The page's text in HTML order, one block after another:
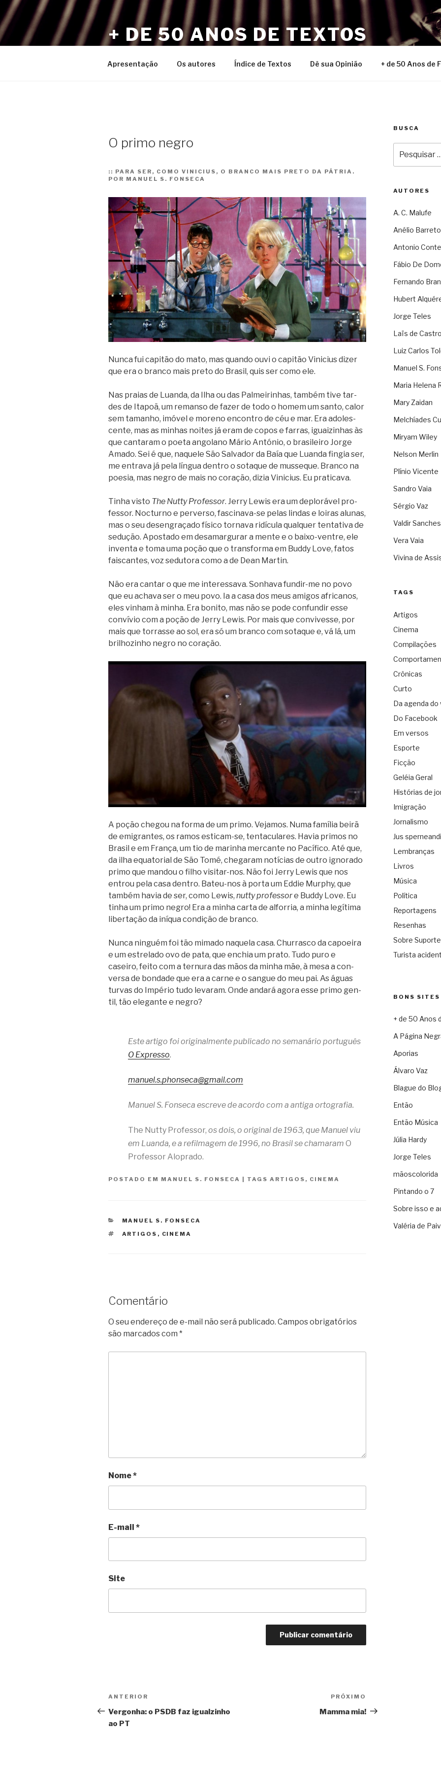
Pular
para
o
conteúdo
+ DE 50 ANOS DE TEXTOS
Apresentação Os autores Índice de Textos Dê sua Opinião + de 50 Anos de
O primo negro
:: PARA SER, COMO VINICIUS, O BRANCO MAIS PRETO DA PÁTRIA.
POR MANUEL S. FONSECA
Nunca fui capi­tão do mato, mas quando ouvi o capi­tão Vini­cius dizer
que era o branco mais preto do Bra­sil, quis ser como ele.
Nas praias de Luanda, da Ilha ou das Pal­mei­ri­nhas, tam­bém tive tar­
des de Ita­poã, um remanso de fazer de todo o homem um santo, calor
sem tama­nho, imó­vel e moreno encon­tro de céu e mar. Era ado­les­
cente, mas as minhas noi­tes já eram de copos e far­ras, iguai­zi­nhas às
que can­ta­ram o poeta ango­lano Mário Antó­nio, o bra­si­leiro Jorge
Amado. Sei é que, naquele São Sal­va­dor da Baía que Luanda fin­gia ser,
me entrava já pela lín­gua den­tro o sota­que de mus­se­que. Branco na
poe­sia, mas negro de mais no cora­ção, dizia Vini­cius. Eu praticava.
Tinha visto The Nutty Pro­fes­sor. Jerry Lewis era um deplo­rá­vel pro­
fes­sor. Noc­turno e per­verso, fascinava-se pelas lin­das e loi­ras alu­nas,
mas o seu desen­gra­çado físico tor­nava ridí­cula qual­quer ten­ta­tiva de
sedu­ção. Apos­tado em desa­mar­gu­rar a mente e o baixo-ventre, ele
inventa e toma uma poção que o trans­forma em Buddy Love, fatos
fais­can­tes, voz sedu­tora como a de Dean Martin.
Não era can­tar o que me inte­res­sava. Sonhava fundir-me no povo
que eu achava ser o meu povo. Ia a casa dos meus ami­gos afri­ca­nos,
eles vinham à minha. Era bonito, mas não se pode con­fun­dir esse
con­ví­vio com a poção de Jerry Lewis. Por mais que con­vi­vesse, por
mais que tor­rasse ao sol, era só um branco com sota­que e, vá lá, um
bri­lho­zi­nho negro no coração.
A poção che­gou na forma de um primo. Veja­mos. Numa famí­lia beirã
de emi­gran­tes, os ramos esticam-se, ten­ta­cu­la­res. Havia pri­mos no
Bra­sil e em França, um tio de mari­nha mer­cante no Pací­fico. Até que,
da ilha equa­to­rial de São Tomé, che­ga­ram notí­cias de outro igno­rado
primo que man­dou o filho visitar-nos. Não foi Jerry Lewis que nos
entrou pela casa den­tro. Bateu-nos à porta um Eddie Murphy, que
tam­bém havia de ser, como Lewis, nutty pro­fes­sore Buddy Love. Eu
tinha um primo negro! Era a minha carta de alfor­ria, a minha legí­tima
liber­ta­ção da iní­qua con­di­ção de branco.
Nunca nin­guém foi tão mimado naquela casa. Chur­rasco da capo­eira
e um estre­lado ovo de pata, que enchia um prato. Tudo puro e
caseiro, feito com a ter­nura das mãos da minha mãe, à mesa a con­
versa de bon­dade que era a carne e o san­gue do meu pai. As águas
tur­vas do Impé­rio tudo leva­ram. Onde andará agora esse primo gen­
til, tão ele­gante e negro?
Este artigo foi originalmente publicado no semanário português
O Expresso.
manuel.s.phonseca@gmail.com
Manuel S. Fonseca escreve de acordo com a antiga ortografia.
The Nutty Professor, os dois, o original de 1963, que Manuel viu
em Luanda, e a refilmagem de 1996, no Brasil se chamaram O
Professor Aloprado.
POSTADO EM MANUEL S. FONSECA | TAGS ARTIGOS , CINEMA
CATEGORIAS
MANUEL S. FONSECA
TAGS
ARTIGOS , CINEMA
Comentário
O seu endereço de e-mail não será publicado. Campos obrigatórios
são marcados com *
Nome*
E-mail *
Site
Navegação
de
Post
Anterior
ANTERIOR
Vergonha: o PSDB faz igualzinho
ao PT
PRÓXIMO
Mamma mia!
BUSCA
por:
AUTORES
A. C. Malufe
Anélio Barreto
Antonio
Fábio De
Fernando
Hubert
Jorge Teles
Laïs de Castro
Luiz Carlos
Manuel S.
Maria Helena
Mary Zaidan
Melchíades
Miryam Wiley
Nelson Merlin
Plínio Vicente
Sandro Vaia
Sérgio Vaz
Valdir Sanches
Vera Vaia
Vivina de
TAGS
Artigos
Cinema
Compilações
Crônicas
Curto
Da agenda do
Do Facebook
Em versos
Esporte
Ficção
Geléia Geral
Histórias de
Imigração
Jornalismo
Jus sperneandi
Lembranças
Livros
Música
Política
Reportagens
Resenhas
Sobre
Turista
BONS SITES
+ de 50 Anos
A Página
Aporias
Álvaro Vaz
Blague do
Então
Então Música
Júlia Hardy
Jorge Teles
mãoscolorida
Pintando o 7
Sobre isso e
Valéria de